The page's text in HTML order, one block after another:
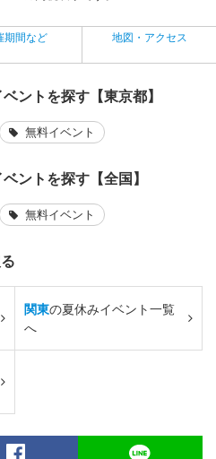
期間など 地図・アクセス
ントを探す【東京都】
無料イベント
ントを探す【全国】
無料イベント
関東の夏休みイベント一覧
へ